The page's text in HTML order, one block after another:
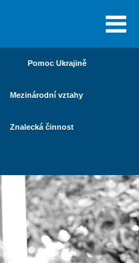
Pomoc Ukrajině
Mezinárodní vztahy
Znalecká činnost